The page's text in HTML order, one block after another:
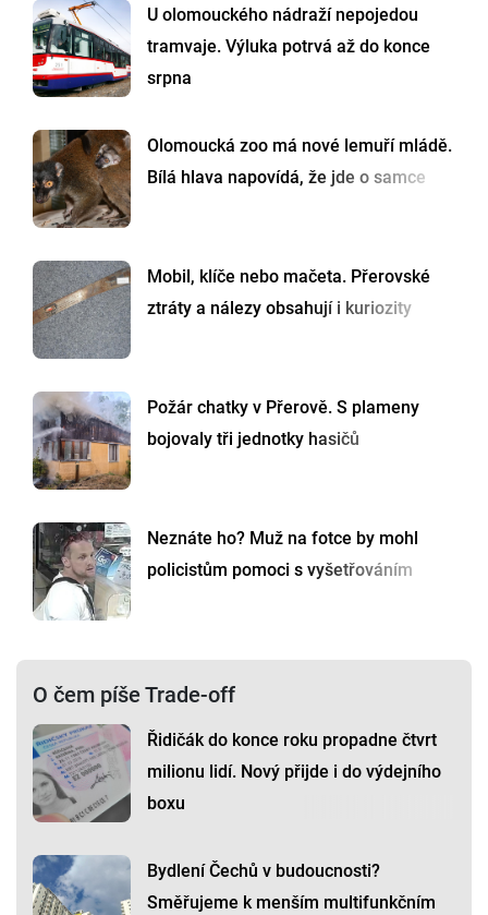
U olomouckého nádraží nepojedou
tramvaje. Výluka potrvá až do konce
srpna
Olomoucká zoo má nové lemuří mládě.
Bílá hlava napovídá, že jde o samce
Mobil, klíče nebo mačeta. Přerovské
ztráty a nálezy obsahují i kuriozity
Požár chatky v Přerově. S plameny
bojovaly tři jednotky hasičů
Neznáte ho? Muž na fotce by mohl
policistům pomoci s vyšetřováním
O čem píše Trade-off
Řidičák do konce roku propadne čtvrt
milionu lidí. Nový přijde i do výdejního
boxu
Bydlení Čechů v budoucnosti?
Směřujeme k menším multifunkčním